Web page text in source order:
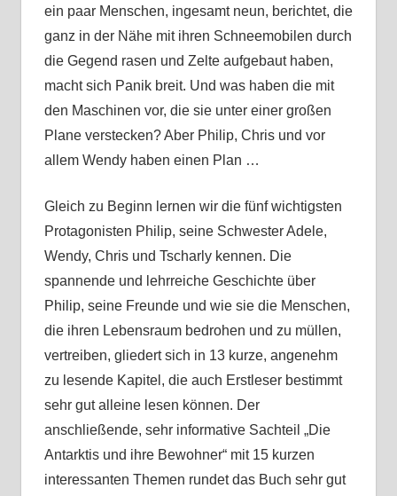
ein paar Menschen, ingesamt neun, berichtet, die
ganz in der Nähe mit ihren Schneemobilen durch
die Gegend rasen und Zelte aufgebaut haben,
macht sich Panik breit. Und was haben die mit
den Maschinen vor, die sie unter einer großen
Plane verstecken? Aber Philip, Chris und vor
allem Wendy haben einen Plan …
Gleich zu Beginn lernen wir die fünf wichtigsten
Protagonisten Philip, seine Schwester Adele,
Wendy, Chris und Tscharly kennen. Die
spannende und lehrreiche Geschichte über
Philip, seine Freunde und wie sie die Menschen,
die ihren Lebensraum bedrohen und zu müllen,
vertreiben, gliedert sich in 13 kurze, angenehm
zu lesende Kapitel, die auch Erstleser bestimmt
sehr gut alleine lesen können. Der
anschließende, sehr informative Sachteil „Die
Antarktis und ihre Bewohner“ mit 15 kurzen
interessanten Themen rundet das Buch sehr gut